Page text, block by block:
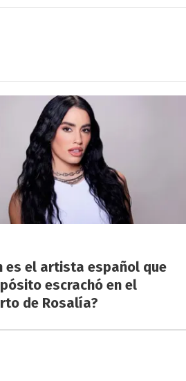
es el artista español que
escrachó en el
de Rosalía?